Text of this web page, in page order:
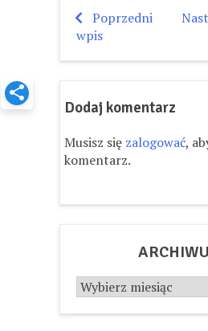
Nawigacja
wpisu
Poprzedni
wpis
Dodaj komentarz
Musisz się zalogować,
komentarz.
Archiwum